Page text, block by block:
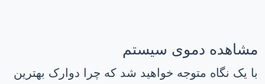
مشاهده دموی سیستم
با یک نگاه متوجه خواهید شد که چرا دوارک بهترین